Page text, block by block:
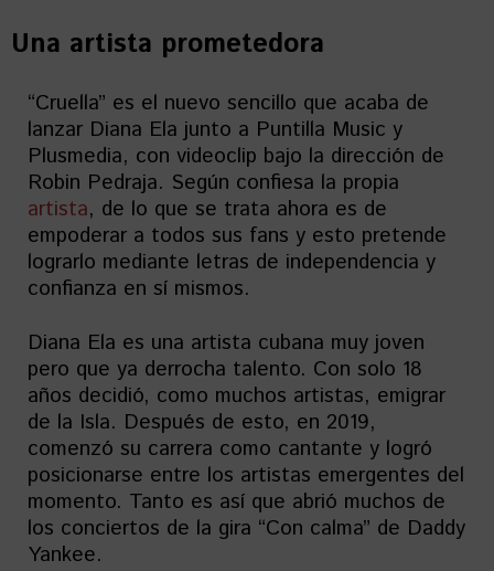
Una artista prometedora
“Cruella” es el nuevo sencillo que acaba de
lanzar Diana Ela junto a Puntilla Music y
Plusmedia, con videoclip bajo la dirección de
Robin Pedraja. Según confiesa la propia
artista, de lo que se trata ahora es de
empoderar a todos sus fans y esto pretende
lograrlo mediante letras de independencia y
confianza en sí mismos.
Diana Ela es una artista cubana muy joven
pero que ya derrocha talento. Con solo 18
años decidió, como muchos artistas, emigrar
de la Isla. Después de esto, en 2019,
comenzó su carrera como cantante y logró
posicionarse entre los artistas emergentes del
momento. Tanto es así que abrió muchos de
los conciertos de la gira “Con calma” de Daddy
Yankee.